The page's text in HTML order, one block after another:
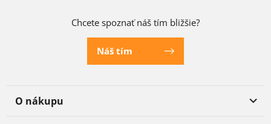
Chcete spoznať náš tím bližšie?
Náš tím
O nákupu